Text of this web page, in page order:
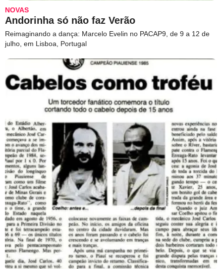
NOVAS
Andorinha só não faz Verão
Reimaginando a dança: Marcelo Evelin no PACAP9, de 9 a 12 de
julho, em Lisboa, Portugal